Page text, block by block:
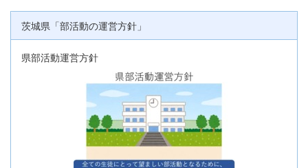
茨城県「部活動の運営方針」
県部活動運営方針